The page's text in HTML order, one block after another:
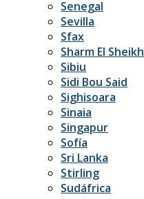
Senegal
Sevilla
Sfax
Sharm El Sheikh
Sibiu
Sidi Bou Said
Sighisoara
Sinaia
Singapur
Sofía
Sri Lanka
Stirling
Sudáfrica